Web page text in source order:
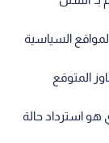
المواقع السياسية
المتوقع
هو استرداد حالة